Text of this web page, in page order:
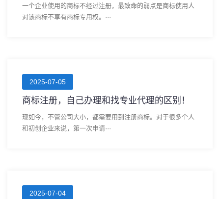
一个企业使用的商标不经过注册，最致命的弱点是商标使用人
对该商标不享有商标专用权。···
2025-07-05
商标注册，自己办理和找专业代理的区别！
现如今，不管公司大小，都需要用到注册商标。对于很多个人
和初创企业来说，第一次申请···
2025-07-04